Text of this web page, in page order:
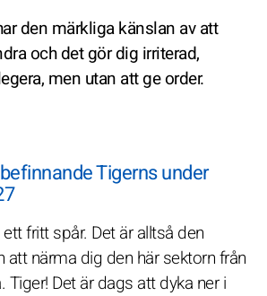
den märkliga känslan av att
och det gör dig irriterad,
men utan att ge order.
Tigerns under
fritt spår. Det är alltså den
att närma dig den här sektorn från
Tiger! Det är dags att dyka ner i